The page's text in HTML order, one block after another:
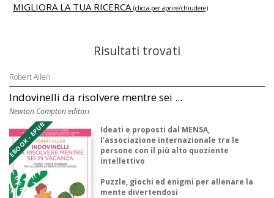
MIGLIORA LA TUA RICERCA (clicca per aprire/chiudere)
Risultati trovati
Robert Allen
Indovinelli da risolvere mentre sei ...
Newton Compton editori
EBOOK - EPUB
Ideati e proposti dal MENSA,
l’associazione internazionale tra le
persone con il più alto quoziente
intellettivo
Puzzle, giochi ed enigmi per allenare la
mente divertendosi